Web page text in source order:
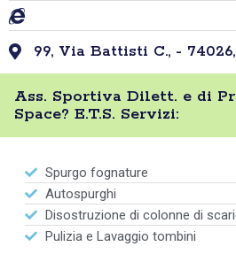
99, Via Battisti C., -
Ass. Sportiva Dilett. e di
Space? E.T.S. Servizi:
Spurgo fognature
Autospurghi
Disostruzione di colonne di
Pulizia e Lavaggio tombini